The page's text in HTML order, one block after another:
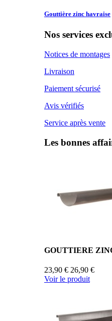
Gouttière zinc havraise
Nos services
Notices de montages
Livraison
Paiement sécurisé
Avis vérifiés
Service après vente
Les bonnes
GOUTTIERE
23,90 € 26,90 €
Voir le produit